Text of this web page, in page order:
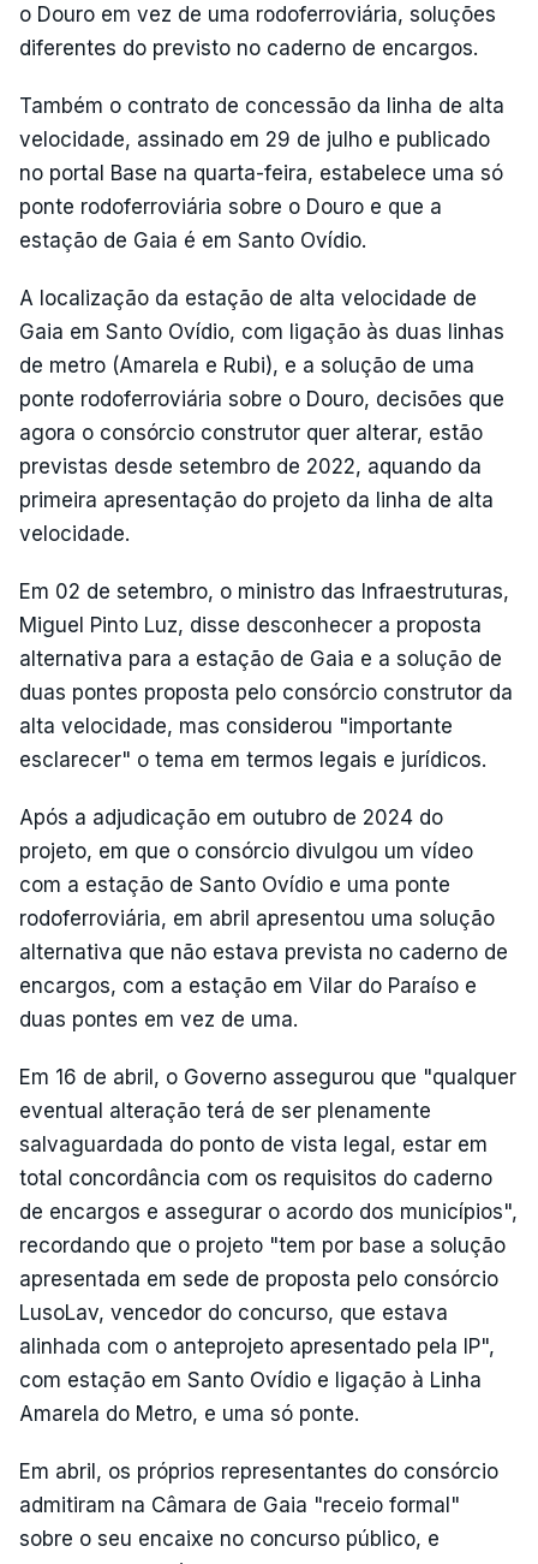
o Douro em vez de uma rodoferroviária, soluções
diferentes do previsto no caderno de encargos.
Também o contrato de concessão da linha de alta
velocidade, assinado em 29 de julho e publicado
no portal Base na quarta-feira, estabelece uma só
ponte rodoferroviária sobre o Douro e que a
estação de Gaia é em Santo Ovídio.
A localização da estação de alta velocidade de
Gaia em Santo Ovídio, com ligação às duas linhas
de metro (Amarela e Rubi), e a solução de uma
ponte rodoferroviária sobre o Douro, decisões que
agora o consórcio construtor quer alterar, estão
previstas desde setembro de 2022, aquando da
primeira apresentação do projeto da linha de alta
velocidade.
Em 02 de setembro, o ministro das Infraestruturas,
Miguel Pinto Luz, disse desconhecer a proposta
alternativa para a estação de Gaia e a solução de
duas pontes proposta pelo consórcio construtor da
alta velocidade, mas considerou "importante
esclarecer" o tema em termos legais e jurídicos.
Após a adjudicação em outubro de 2024 do
projeto, em que o consórcio divulgou um vídeo
com a estação de Santo Ovídio e uma ponte
rodoferroviária, em abril apresentou uma solução
alternativa que não estava prevista no caderno de
encargos, com a estação em Vilar do Paraíso e
duas pontes em vez de uma.
Em 16 de abril, o Governo assegurou que "qualquer
eventual alteração terá de ser plenamente
salvaguardada do ponto de vista legal, estar em
total concordância com os requisitos do caderno
de encargos e assegurar o acordo dos municípios",
recordando que o projeto "tem por base a solução
apresentada em sede de proposta pelo consórcio
LusoLav, vencedor do concurso, que estava
alinhada com o anteprojeto apresentado pela IP",
com estação em Santo Ovídio e ligação à Linha
Amarela do Metro, e uma só ponte.
Em abril, os próprios representantes do consórcio
admitiram na Câmara de Gaia "receio formal"
sobre o seu encaixe no concurso público, e